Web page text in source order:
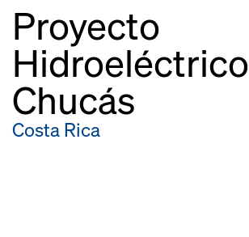
Proyecto
Hidroeléctrico
Chucás
Costa Rica